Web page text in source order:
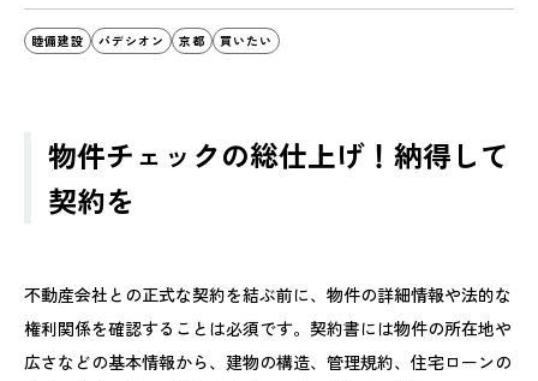
睦備建設 パデシオン 京都 買いたい
物件チェックの総仕上げ！納得して
契約を
不動産会社との正式な契約を結ぶ前に、物件の詳細情報や法的な
権利関係を確認することは必須です。契約書には物件の所在地や
広さなどの基本情報から、建物の構造、管理規約、住宅ローンの